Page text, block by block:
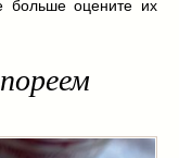
больше оцените их